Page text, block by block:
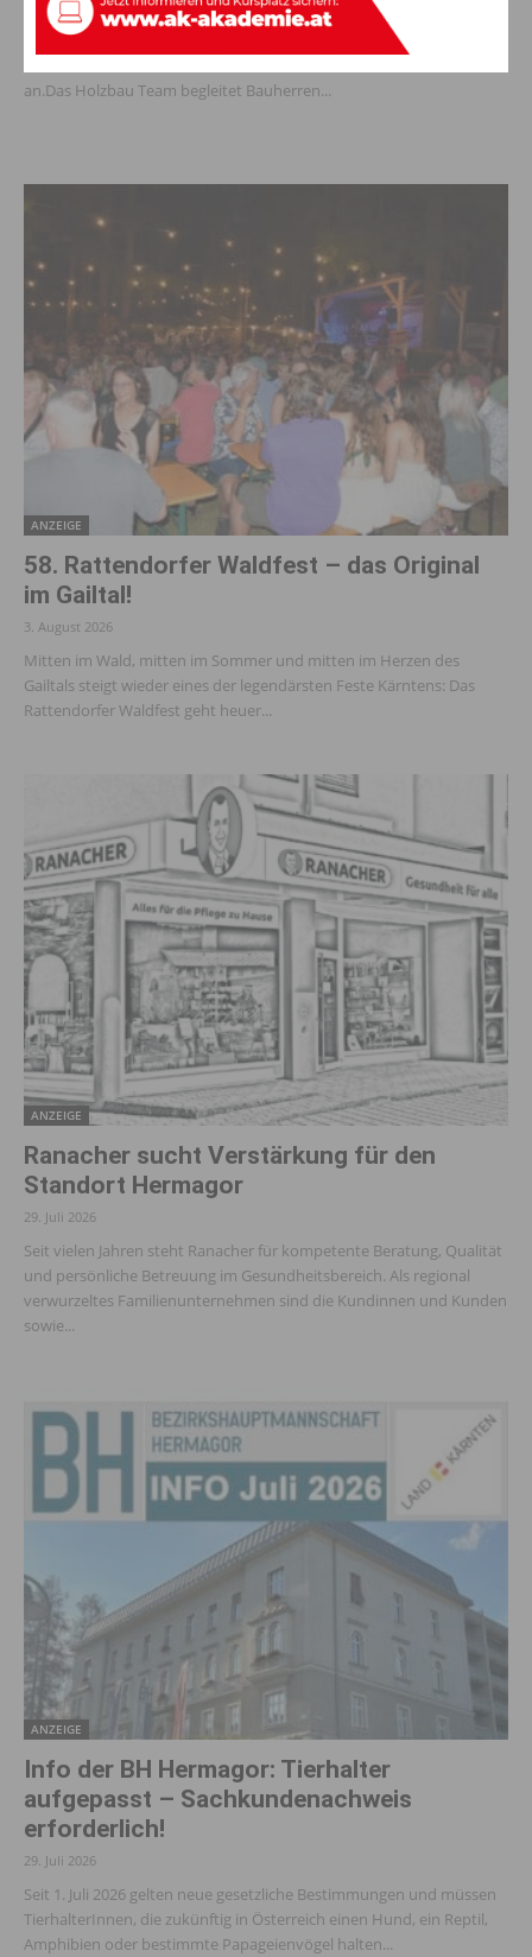
6. August 2026
Wer baut oder saniert, möchte keine zehn verschiedene Firmen
an.Das Holzbau Team begleitet Bauherren...
ANZEIGE
58. Rattendorfer Waldfest – das Original
im Gailtal!
3. August 2026
Mitten im Wald, mitten im Sommer und mitten im Herzen des
Gailtals steigt wieder eines der legendärsten Feste Kärntens: Das
Rattendorfer Waldfest geht heuer...
ANZEIGE
Ranacher sucht Verstärkung für den
Standort Hermagor
29. Juli 2026
Seit vielen Jahren steht Ranacher für kompetente Beratung, Qualität
und persönliche Betreuung im Gesundheitsbereich. Als regional
verwurzeltes Familienunternehmen sind die Kundinnen und Kunden
sowie...
ANZEIGE
Info der BH Hermagor: Tierhalter
aufgepasst – Sachkundenachweis
erforderlich!
29. Juli 2026
Seit 1. Juli 2026 gelten neue gesetzliche Bestimmungen und müssen
TierhalterInnen, die zukünftig in Österreich einen Hund, ein Reptil,
Amphibien oder bestimmte Papageienvögel halten...